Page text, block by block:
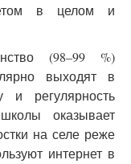
в целом и
(98–99 %)
выходят в
и регулярность
оказывает
на селе реже
интернет в